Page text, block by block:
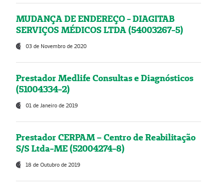
MUDANÇA DE ENDEREÇO - DIAGITAB
SERVIÇOS MÉDICOS LTDA (54003267-5)
03 de Novembro de 2020
Prestador Medlife Consultas e Diagnósticos
(51004334-2)
01 de Janeiro de 2019
Prestador CERPAM – Centro de Reabilitação
S/S Ltda-ME (52004274-8)
18 de Outubro de 2019